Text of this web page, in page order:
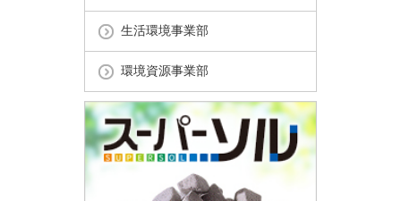
生活環境事業部
環境資源事業部